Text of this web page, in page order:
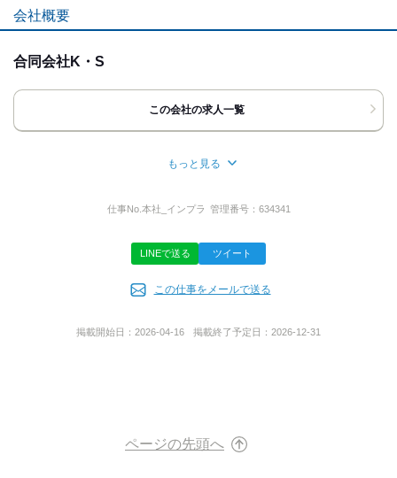
[最寄駅]
宮城県 岩沼市⁄館腰駅 (車 6分)ほか
[住所]
アクセス詳細を見る
「ここで働いてみたい！」と 思っていただけましたら
あなたにお会いできることを
会社概要
合同会社K・S
この会社の求人一覧
宮城県岩沼市下野郷字北谷地1-31
内装、外装解体工事
とび、土木工事
もっと見る
仕事No. 本社_インプラ 管理番号： 634341
LINEで送る ツイート
この仕事をメールで送る
掲載開始日： 2026-04-16 掲載終了予定日： 2026-12-31
ページの先頭へ